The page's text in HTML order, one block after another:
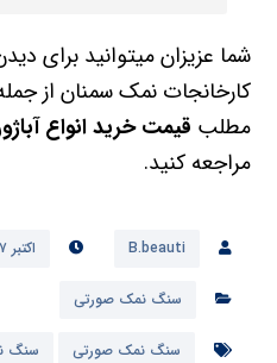
شما عزیزان میتوانید برای
کارخانجات نمک سمنان از
مطلب قیمت خرید انواع
مراجعه کنید.
B.beauti اکتبر ۱۷, ۲۰۲۱
سنگ نمک صورتی
سنگ نمک صورتی سنگ